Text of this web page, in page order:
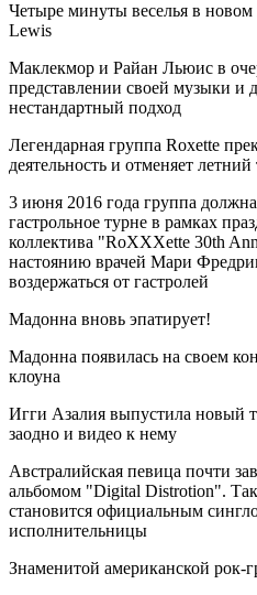
Четыре минуты веселья в
Lewis
Маклекмор и Райан Льюис в
представлении своей музыки и
нестандартный подход
Легендарная группа Roxette
деятельность и отменяет летний
3 июня 2016 года группа
гастрольное турне в рамках
коллектива "RoXXXette 30th
настоянию врачей Мари
воздержаться от гастролей
Мадонна вновь эпатирует!
Мадонна появилась на своем
клоуна
Игги Азалия выпустила новый
заодно и видео к нему
Австралийская певица почти
альбомом "Digital Distrotion".
становится официальным
исполнительницы
Знаменитой американской рок-